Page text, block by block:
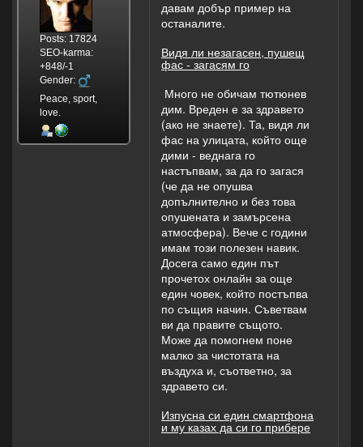
Posts: 17824
SEO-karma:
+848/-1
Gender:
Peace, sport,
love.
давам добър пример на
останалите.
Видя ли незагасен, пушещ
фас - загасям го
Много не обичам тютюнев
дим. Вреден е за здравето
(ако не знаете). Та, видя ли
фас на улицата, който още
дими - веднага го
настъпвам, за да го загася
(че да не опушва
допълнително и без това
опушената и замърсена
атмосфера). Вече с години
имам този полезен навик.
Досега само един път
прочетох онлайн за още
един човек, който постъпва
по същия начин. Съветвам
ви да правите същото.
Може да помогнем поне
малко за чистотата на
въздуха и, съответно, за
здравето си.
Изпусна си един смартфона
и му казах да си го прибере